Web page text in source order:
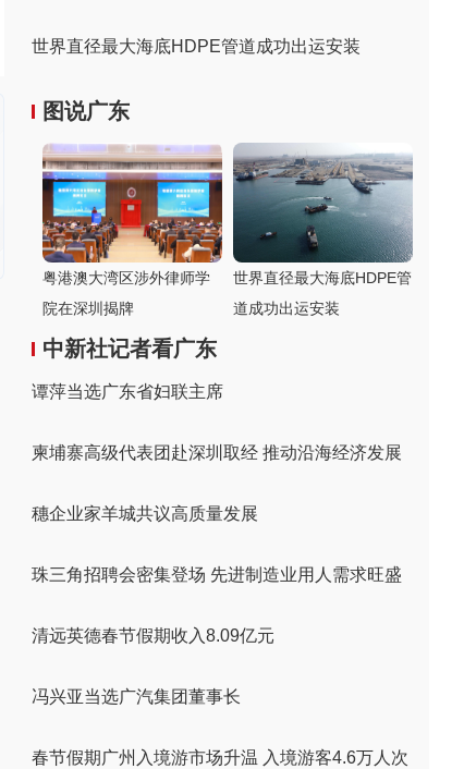
世界直径最大海底HDPE管道成功出运安装
图说广东
粤港澳大湾区涉外律师学
院在深圳揭牌
世界直径最大海底HDPE管
道成功出运安装
中新社记者看广东
谭萍当选广东省妇联主席
柬埔寨高级代表团赴深圳取经 推动沿海经济发展
穗企业家羊城共议高质量发展
珠三角招聘会密集登场 先进制造业用人需求旺盛
清远英德春节假期收入8.09亿元
冯兴亚当选广汽集团董事长
春节假期广州入境游市场升温 入境游客4.6万人次